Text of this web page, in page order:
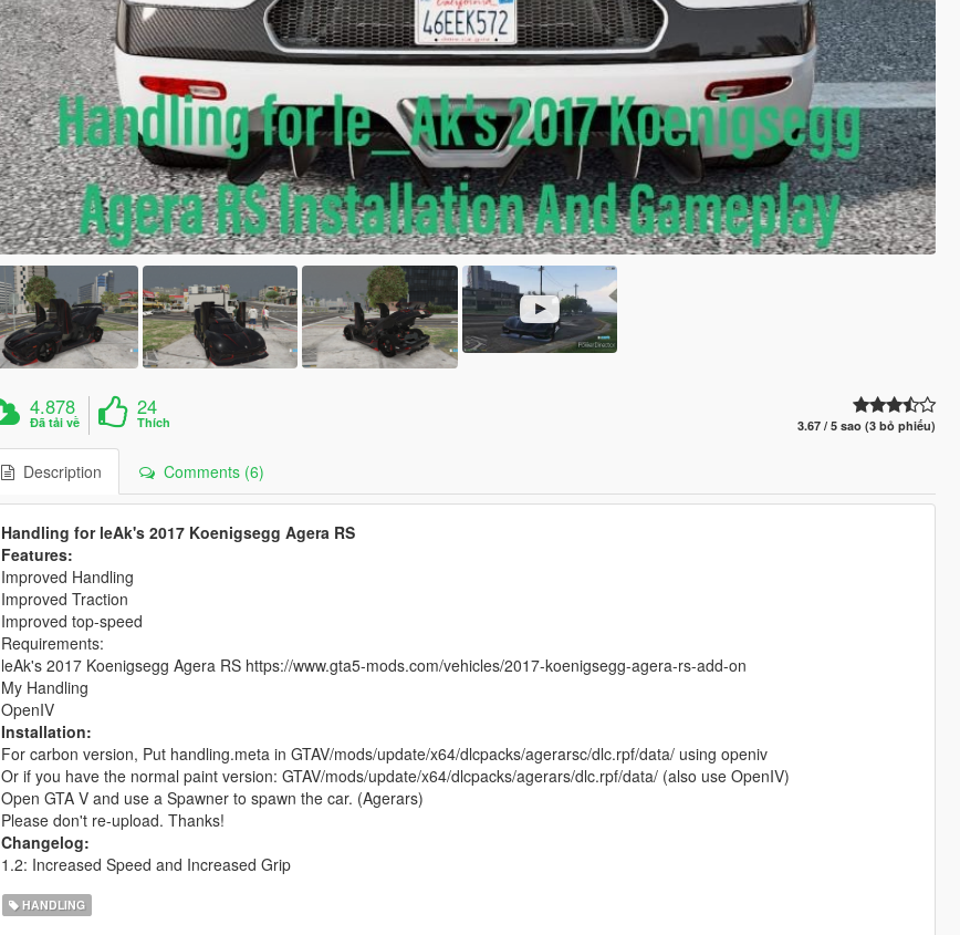
4.878
Đã tải về
24
Thích 3.67 / 5 sao (3 bỏ phiếu)
Description Comments (6)
Handling for leAk's 2017 Koenigsegg Agera RS
Features:
Improved Handling
Improved Traction
Improved top-speed
Requirements:
leAk's 2017 Koenigsegg Agera RS https://www.gta5-mods.com/vehicles/2017-koenigsegg-agera-rs-add-on
My Handling
OpenIV
Installation:
For carbon version, Put handling.meta in GTAV/mods/update/x64/dlcpacks/agerarsc/dlc.rpf/data/ using openiv
Or if you have the normal paint version: GTAV/mods/update/x64/dlcpacks/agerars/dlc.rpf/data/ (also use OpenIV)
Open GTA V and use a Spawner to spawn the car. (Agerars)
Please don't re-upload. Thanks!
Changelog:
1.2: Increased Speed and Increased Grip
HANDLING